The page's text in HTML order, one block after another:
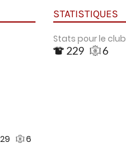
6
STATISTIQUES
Stats pour le club
229 6